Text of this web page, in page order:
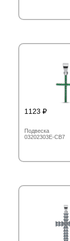
1123
Подвеска
03202303E-CB7